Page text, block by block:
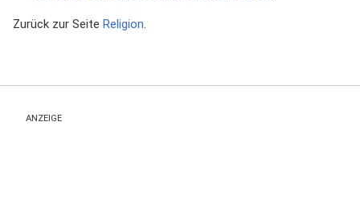
Zurück zur Seite Religion.
ANZEIGE